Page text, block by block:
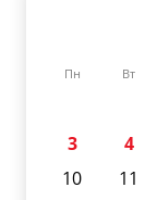
Пн Вт
3
4
10
11